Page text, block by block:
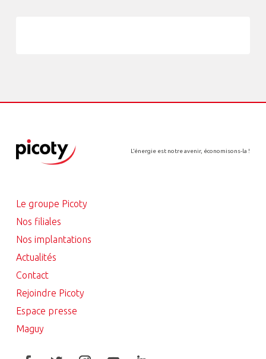
L’énergie est notre avenir, économisons-la !
Le groupe Picoty
Nos filiales
Nos implantations
Actualités
Contact
Rejoindre Picoty
Espace presse
Maguy